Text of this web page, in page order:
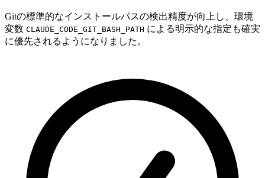
Gitの標準的なインストールパスの検出精度が向上し、環境
変数 CLAUDE_CODE_GIT_BASH_PATH による明示的な指定も確実
に優先されるようになりました。